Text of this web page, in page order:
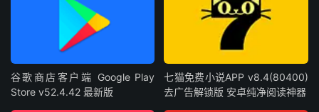
谷歌商店客户端 Google Play
Store v52.4.42 最新版
七猫免费小说APP v8.4(80400)
去广告解锁版 安卓纯净阅读神器